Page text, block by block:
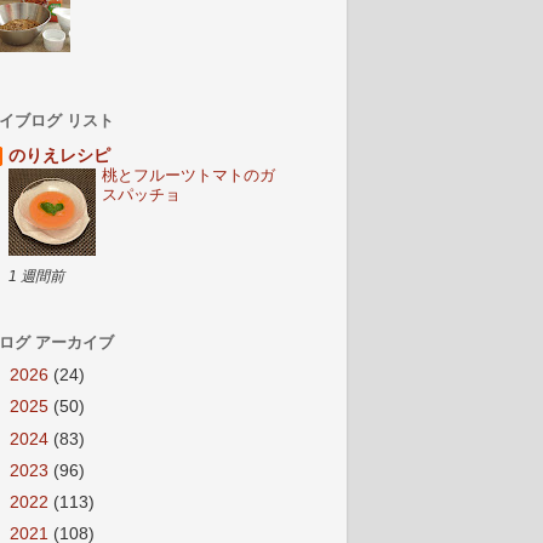
ブログ リスト
のりえレシピ
桃とフルーツトマトのガ
スパッチョ
1 週間前
グ アーカイブ
2026 (24)
2025 (50)
2024 (83)
2023 (96)
2022 (113)
2021 (108)